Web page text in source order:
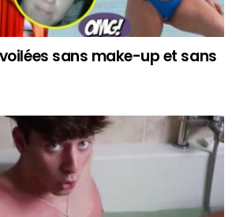
sans make-up et sans